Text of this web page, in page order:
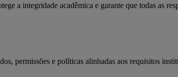
a integridade acadêmica e garante que todas as
permissões e políticas alinhadas aos requisitos